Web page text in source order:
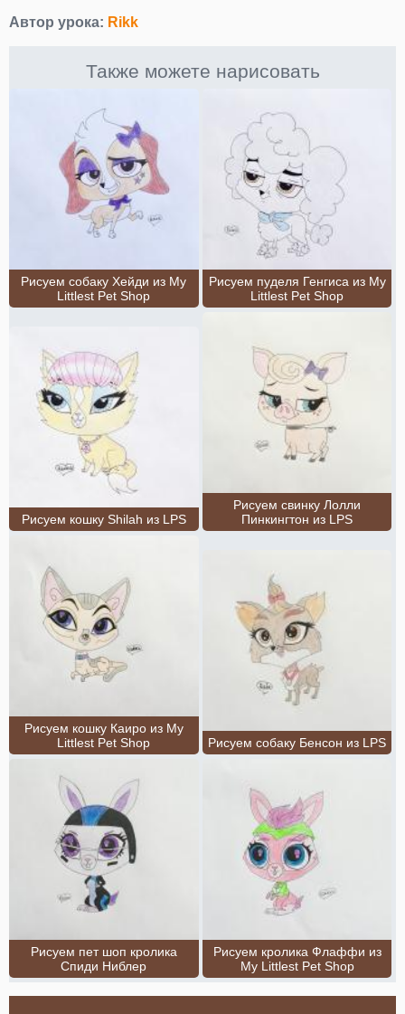
Автор урока: Rikk
Также можете нарисовать
Рисуем собаку Хейди из My
Littlest Pet Shop
Рисуем пуделя Генгиса из My
Littlest Pet Shop
Рисуем кошку Shilah из LPS
Рисуем свинку Лолли
Пинкингтон из LPS
Рисуем кошку Каиро из My
Littlest Pet Shop
Рисуем собаку Бенсон из LPS
Рисуем пет шоп кролика
Спиди Ниблер
Рисуем кролика Флаффи из
My Littlest Pet Shop